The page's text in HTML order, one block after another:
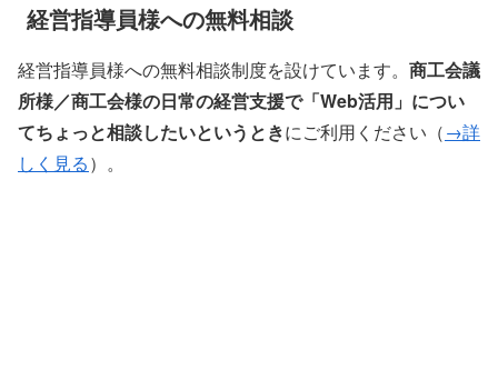
経営指導員様への無料相談
経営指導員様への無料相談制度を設けています。 商工会議
所様／商工会様の日常の経営支援で「Web活用」につい
てちょっと相談したいというときにご利用ください（→詳
しく見る）。